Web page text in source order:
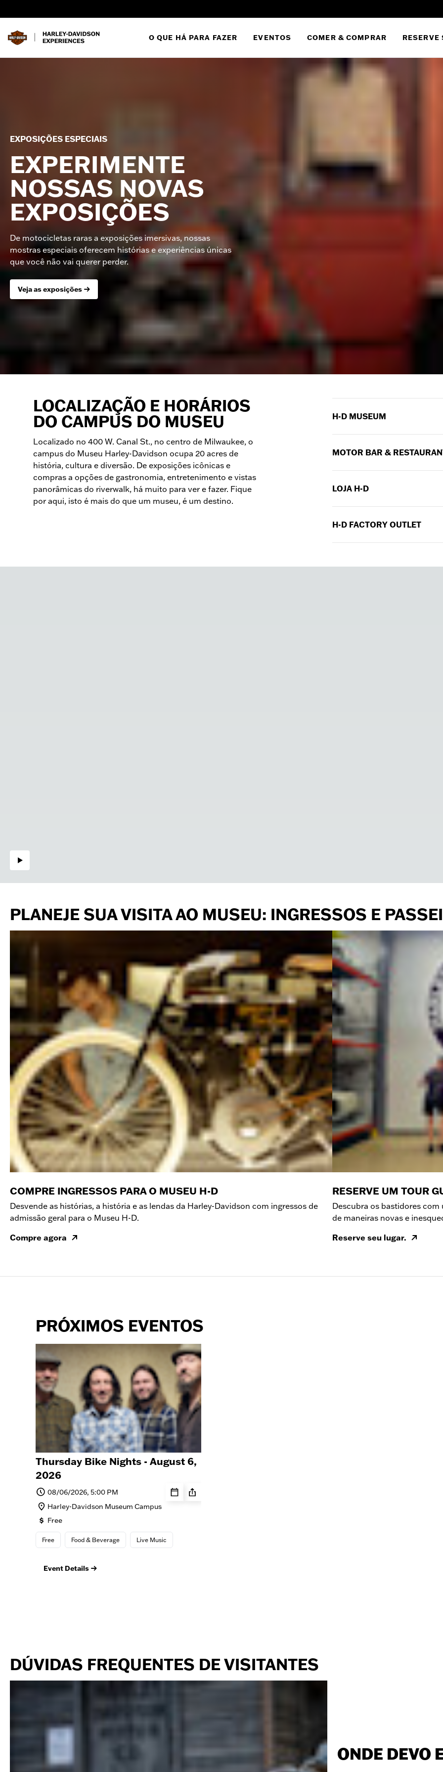
O QUE HÁ PARA FAZER EVENTOS COMER & COMPRAR RESERVE
EXPOSIÇÕES ESPECIAIS
EXPERIMENTE
NOSSAS NOVAS
EXPOSIÇÕES
De motocicletas raras a exposições imersivas, nossas
mostras especiais oferecem histórias e experiências únicas
que você não vai querer perder.
Veja as exposições
LOCALIZAÇÃO E HORÁRIOS
DO CAMPUS DO MUSEU
Localizado no 400 W. Canal St., no centro de Milwaukee, o
campus do Museu Harley-Davidson ocupa 20 acres de
história, cultura e diversão. De exposições icônicas e
compras a opções de gastronomia, entretenimento e vistas
panorâmicas do riverwalk, há muito para ver e fazer. Fique
por aqui, isto é mais do que um museu, é um destino.
H-D MUSEUM
O museu H-D está aberto
de sua visita.
MOTOR BAR &
O MOTOR Bar & Restaurant
LOJA H-D
A H-D Shop está aberta
H-D FACTORY OUTLET
O H-D Factory Outlet está
PLANEJE SUA VISITA AO MUSEU: INGRESSOS E
COMPRE INGRESSOS PARA O MUSEU H-D
Desvende as histórias, a história e as lendas da Harley-Davidson com ingressos de
admissão geral para o Museu H-D.
Compre agora
RESERVE UM TOUR
Descubra os bastidores
de maneiras novas e
Reserve seu lugar.
PRÓXIMOS EVENTOS
Thursday Bike Nights - August 6,
2026
08/06/2026, 5:00 PM
Harley-Davidson Museum Campus
Free
Free Food & Beverage Live Music
Event Details
DÚVIDAS FREQUENTES DE VISITANTES
ONDE DEVO